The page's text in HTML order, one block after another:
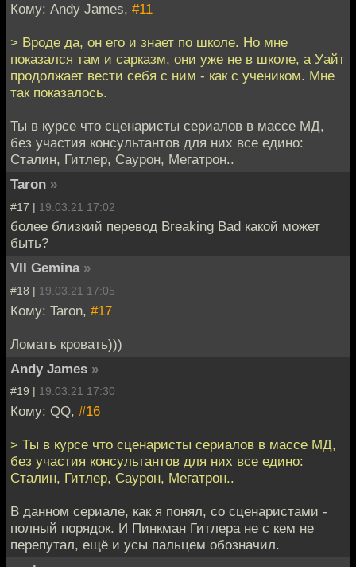
Кому: Andy James, #11
> Вроде да, он его и знает по школе. Но мне
показался там и сарказм, они уже не в школе, а Уайт
продолжает вести себя с ним - как с учеником. Мне
так показалось.
Ты в курсе что сценаристы сериалов в массе МД,
без участия консультантов для них все едино:
Сталин, Гитлер, Саурон, Мегатрон..
Taron »
#17 | 19.03.21 17:02
более близкий перевод Breaking Bad какой может
быть?
VII Gemina »
#18 | 19.03.21 17:05
Кому: Taron, #17
Ломать кровать)))
Andy James »
#19 | 19.03.21 17:30
Кому: QQ, #16
> Ты в курсе что сценаристы сериалов в массе МД,
без участия консультантов для них все едино:
Сталин, Гитлер, Саурон, Мегатрон..
В данном сериале, как я понял, со сценаристами -
полный порядок. И Пинкман Гитлера не с кем не
перепутал, ещё и усы пальцем обозначил.